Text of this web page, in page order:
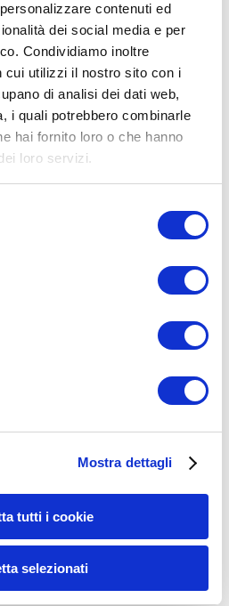
contenuti ed
dei social media e per
Condividiamo inoltre
cui utilizzi il nostro sito con i
di analisi dei dati web,
i quali potrebbero combinarle
hai fornito loro o che hanno
loro servizi.
Mostra dettagli
tutti i cookie
selezionati